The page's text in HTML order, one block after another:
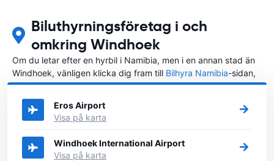
Biluthyrningsföretag i och
omkring Windhoek
Om du letar efter en hyrbil i Namibia, men i en annan stad än
Windhoek, vänligen klicka dig fram till Bilhyra Namibia-sidan,
där du kan välja i vilken stad i Namibia du vill hyra en bil.
Eros Airport
Visa på karta
Windhoek International Airport
Visa på karta